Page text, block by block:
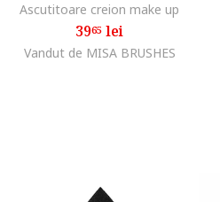
Ascutitoare creion make up
3965 lei
Vandut de MISA BRUSHES